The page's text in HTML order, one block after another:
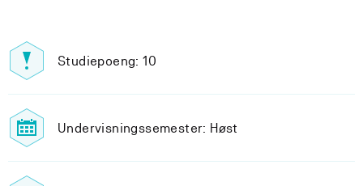
Studiepoeng: 10
Undervisningssemester: Høst